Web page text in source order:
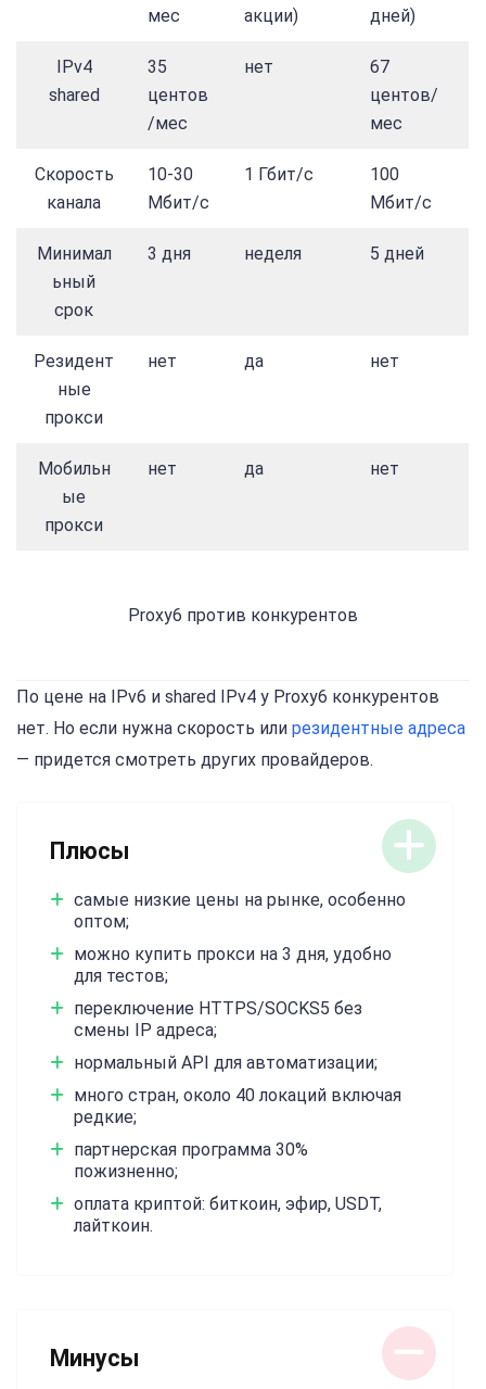
мес
акции)
дней)
IPv4
shared
35
центов
/мес
нет
67
центов/
мес
Скорость
канала
10-30
Мбит/с
1 Гбит/с
100
Мбит/с
Минимал
ьный
срок
3 дня неделя 5 дней
Резидент
ные
прокси
нет да нет
Мобильн
ые
прокси
нет да нет
Proxy6 против конкурентов
По цене на IPv6 и shared IPv4 у Proxy6 конкурентов
нет. Но если нужна скорость или резидентные адреса
— придется смотреть других провайдеров.
Плюсы
самые низкие цены на рынке, особенно
оптом;
можно купить прокси на 3 дня, удобно
для тестов;
переключение HTTPS/SOCKS5 без
смены IP адреса;
нормальный API для автоматизации;
много стран, около 40 локаций включая
редкие;
партнерская программа 30%
пожизненно;
оплата криптой: биткоин, эфир, USDT,
лайткоин.
Минусы